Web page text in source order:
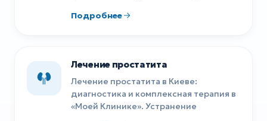
Подробнее
Лечение простатита
Лечение простатита в Киеве:
диагностика и комплексная терапия в
«Моей Клинике». Устранение